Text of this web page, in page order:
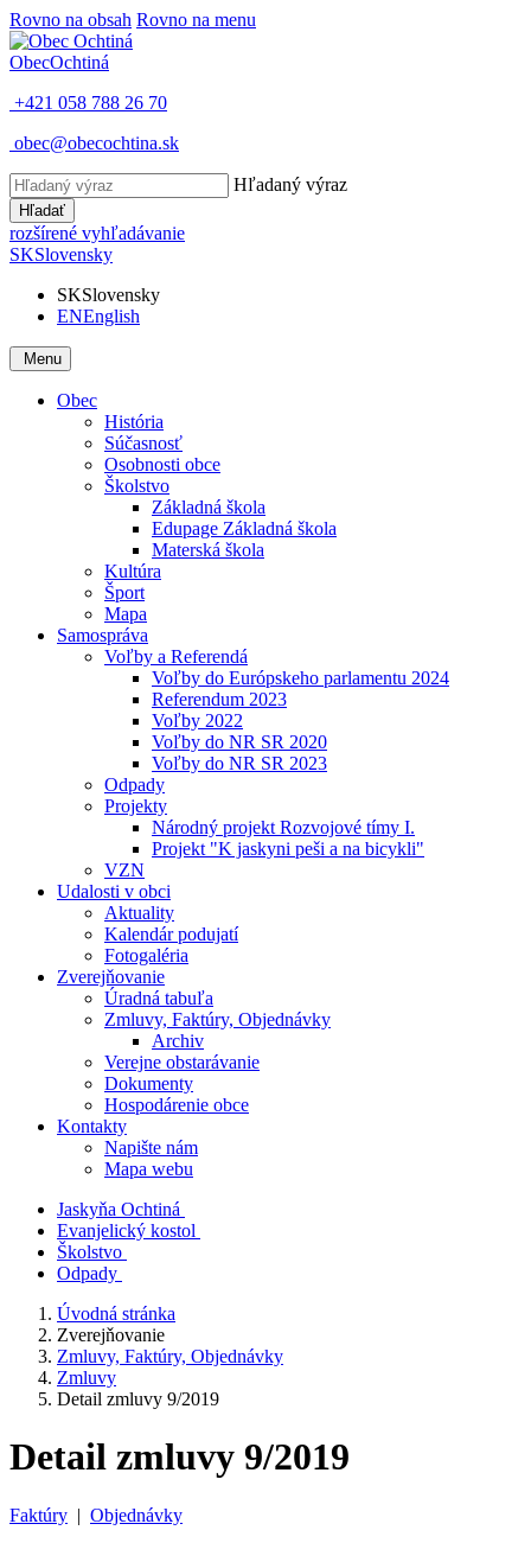
Rovno na obsah Rovno na menu
ObecOchtiná
+421 058 788 26 70
obec@obecochtina.sk
Hľadaný výraz
Hľadať
rozšírené vyhľadávanie
SKSlovensky
SKSlovensky
ENEnglish
Menu
Obec
História
Súčasnosť
Osobnosti obce
Školstvo
Základná škola
Edupage Základná škola
Materská škola
Kultúra
Šport
Mapa
Samospráva
Voľby a Referendá
Voľby do Európskeho parlamentu 2024
Referendum 2023
Voľby 2022
Voľby do NR SR 2020
Voľby do NR SR 2023
Odpady
Projekty
Národný projekt Rozvojové tímy I.
Projekt "K jaskyni peši a na bicykli"
VZN
Udalosti v obci
Aktuality
Kalendár podujatí
Fotogaléria
Zverejňovanie
Úradná tabuľa
Zmluvy, Faktúry, Objednávky
Archiv
Verejne obstarávanie
Dokumenty
Hospodárenie obce
Kontakty
Napište nám
Mapa webu
Jaskyňa Ochtiná
Evanjelický kostol
Školstvo
Odpady
Úvodná stránka
Zverejňovanie
Zmluvy, Faktúry, Objednávky
Zmluvy
Detail zmluvy 9/2019
Detail zmluvy 9/2019
Faktúry | Objednávky